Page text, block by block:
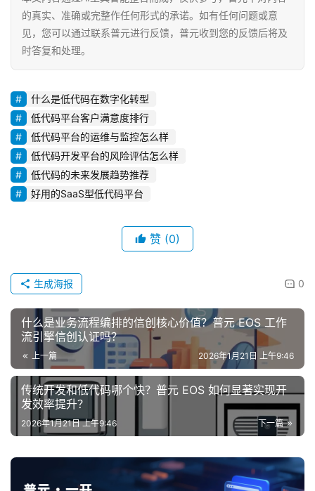
的真实、准确或完整作任何形式的承诺。如有任何问题或意
见，您可以通过联系普元进行反馈，普元收到您的反馈后将及
时答复和处理。
什么是低代码在数字化转型
低代码平台客户满意度排行
低代码平台的运维与监控怎么样
低代码开发平台的风险评估怎么样
低代码的未来发展趋势推荐
好用的SaaS型低代码平台
赞 (0)
0
生成海报
什么是业务流程编排的信创核心价值？普元 EOS 工作
流引擎信创认证吗？
上一篇 2026年1月21日 上午9:46
传统开发和低代码哪个快？普元 EOS 如何显著实现开
发效率提升？
下一篇
2026年1月21日 上午9:46